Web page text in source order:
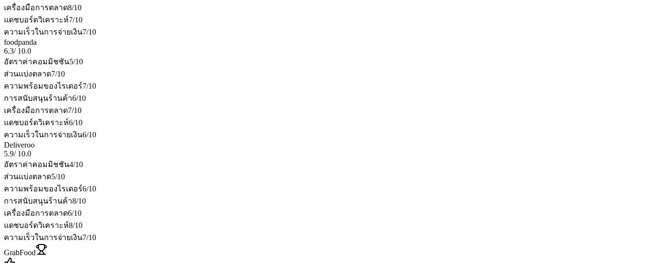
เครื่องมือการตลาด8/10
แดชบอร์ดวิเคราะห์7/10
ความเร็วในการจ่ายเงิน7/10
foodpanda
6.3/ 10.0
อัตราค่าคอมมิชชัน5/10
ส่วนแบ่งตลาด7/10
ความพร้อมของไรเดอร์7/10
การสนับสนุนร้านค้า6/10
เครื่องมือการตลาด7/10
แดชบอร์ดวิเคราะห์6/10
ความเร็วในการจ่ายเงิน6/10
Deliveroo
5.9/ 10.0
อัตราค่าคอมมิชชัน4/10
ส่วนแบ่งตลาด5/10
ความพร้อมของไรเดอร์6/10
การสนับสนุนร้านค้า8/10
เครื่องมือการตลาด6/10
แดชบอร์ดวิเคราะห์8/10
ความเร็วในการจ่ายเงิน7/10
GrabFood